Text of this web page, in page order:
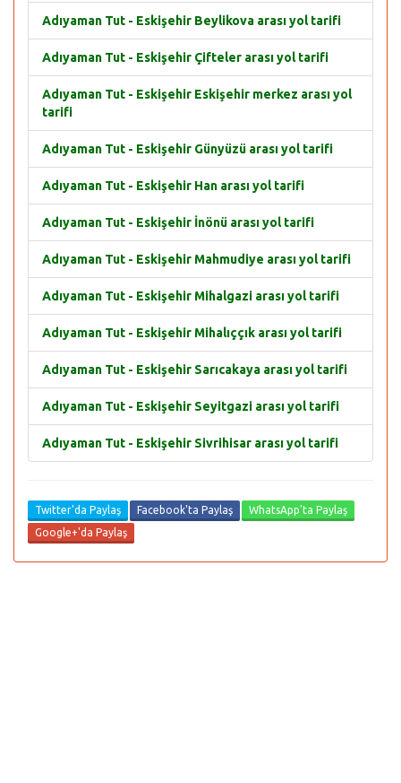
Adıyaman Tut - Eskişehir Beylikova arası yol tarifi
Adıyaman Tut - Eskişehir Çifteler arası yol tarifi
Adıyaman Tut - Eskişehir Eskişehir merkez arası yol
tarifi
Adıyaman Tut - Eskişehir Günyüzü arası yol tarifi
Adıyaman Tut - Eskişehir Han arası yol tarifi
Adıyaman Tut - Eskişehir İnönü arası yol tarifi
Adıyaman Tut - Eskişehir Mahmudiye arası yol tarifi
Adıyaman Tut - Eskişehir Mihalgazi arası yol tarifi
Adıyaman Tut - Eskişehir Mihalıççık arası yol tarifi
Adıyaman Tut - Eskişehir Sarıcakaya arası yol tarifi
Adıyaman Tut - Eskişehir Seyitgazi arası yol tarifi
Adıyaman Tut - Eskişehir Sivrihisar arası yol tarifi
Twitter'da Paylaş Facebook'ta Paylaş
WhatsApp'ta Paylaş
Google+'da Paylaş